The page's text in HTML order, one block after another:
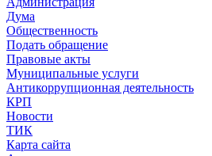
Дума
Общественность
Подать обращение
Правовые акты
Муниципальные услуги
Антикоррупционная деятельность
КРП
Новости
ТИК
Карта сайта